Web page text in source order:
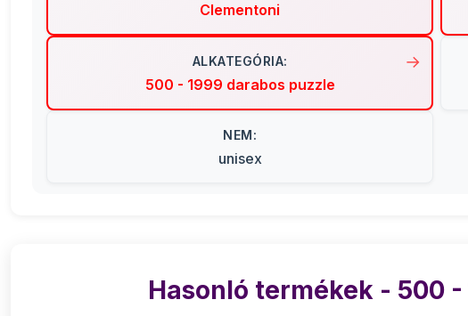
Clementoni
ALKATEGÓRIA:
500 - 1999 darabos puzzle
NEM:
unisex
Hasonló termékek - 500